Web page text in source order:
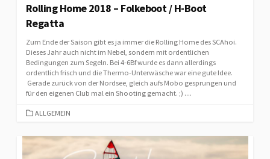
Rolling Home 2018 – Folkeboot / H-Boot
Regatta
Zum Ende der Saison gibt es ja immer die Rolling Home des SCAhoi.
Dieses Jahr auch nicht im Nebel, sondern mit ordentlichen
Bedingungen zum Segeln. Bei 4-6Bf wurde es dann allerdings
ordentlich frisch und die Thermo-Unterwäsche war eine gute Idee.
Gerade zurück von der Nordsee, gleich aufs Mobo gesprungen und
für den eigenen Club mal ein Shooting gemacht. ;) ....
CATEGORIES
ALLGEMEIN